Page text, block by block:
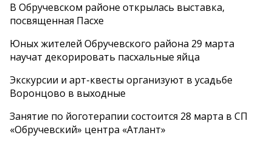
В Обручевском районе открылась выставка,
посвященная Пасхе
Юных жителей Обручевского района 29 марта
научат декорировать пасхальные яйца
Экскурсии и арт-квесты организуют в усадьбе
Воронцово в выходные
Занятие по йоготерапии состоится 28 марта в СП
«Обручевский» центра «Атлант»